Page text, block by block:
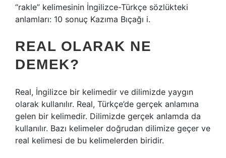
“rakle” kelimesinin İngilizce-Türkçe sözlükteki
anlamları: 10 sonuç Kazıma Bıçağı i.
REAL OLARAK NE
DEMEK?
Real, İngilizce bir kelimedir ve dilimizde yaygın
olarak kullanılır. Real, Türkçe’de gerçek anlamına
gelen bir kelimedir. Dilimizde gerçek anlamda da
kullanılır. Bazı kelimeler doğrudan dilimize geçer ve
real kelimesi de bu kelimelerden biridir.